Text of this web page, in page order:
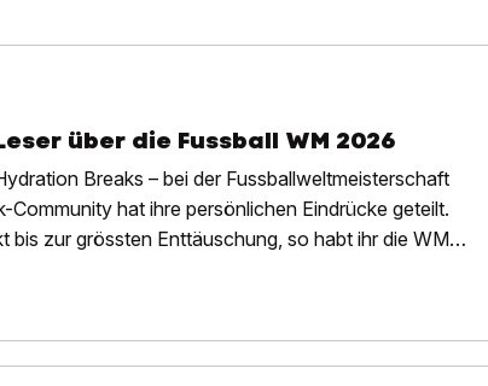
über die Fussball WM 2026
Breaks – bei der Fussballweltmeisterschaft
Community hat ihre persönlichen Eindrücke geteilt.
bis zur grössten Enttäuschung, so habt ihr die WM